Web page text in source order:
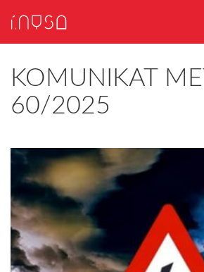
KOMUNIKAT
60/2025